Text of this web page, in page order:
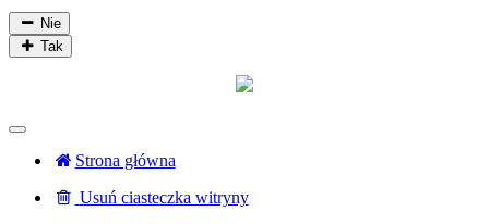
Nie
Tak
Strona główna
Usuń ciasteczka witryny